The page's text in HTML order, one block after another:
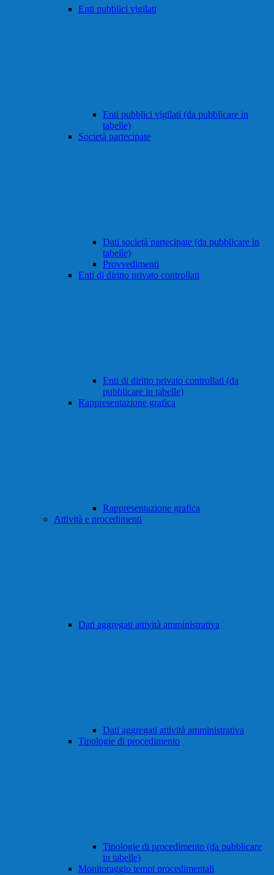
Enti pubblici vigilati
Enti pubblici vigilati (da pubblicare in
tabelle)
Società partecipate
Dati società partecipate (da pubblicare in
tabelle)
Provvedimenti
Enti di diritto privato controllati
Enti di diritto privato controllati (da
pubblicare in tabelle)
Rappresentazione grafica
Rappresentazione grafica
Attività e procedimenti
Dati aggregati attività amministrativa
Dati aggregati attività amministrativa
Tipologie di procedimento
Tipologie di procedimento (da pubblicare
in tabelle)
Monitoraggio tempi procedimentali